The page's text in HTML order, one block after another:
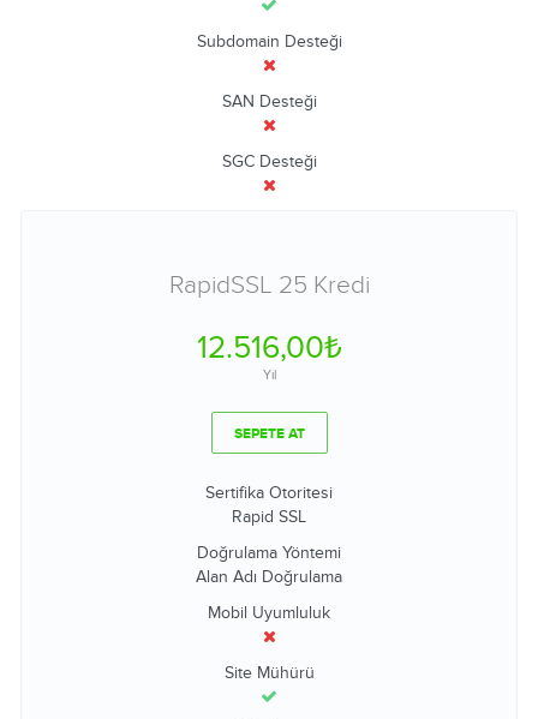
Subdomain Desteği
SAN Desteği
SGC Desteği
RapidSSL 25 Kredi
12.516,00₺
Yıl
SEPETE AT
Sertifika Otoritesi
Rapid SSL
Doğrulama Yöntemi
Alan Adı Doğrulama
Mobil Uyumluluk
Site Mühürü